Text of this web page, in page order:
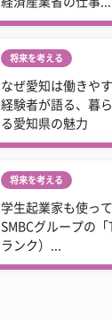
将来を考える
なぜ愛知は働きや
経験者が語る、暮
る愛知県の魅力
将来を考える
学生起業家も使っ
SMBCグループの
ランク）...